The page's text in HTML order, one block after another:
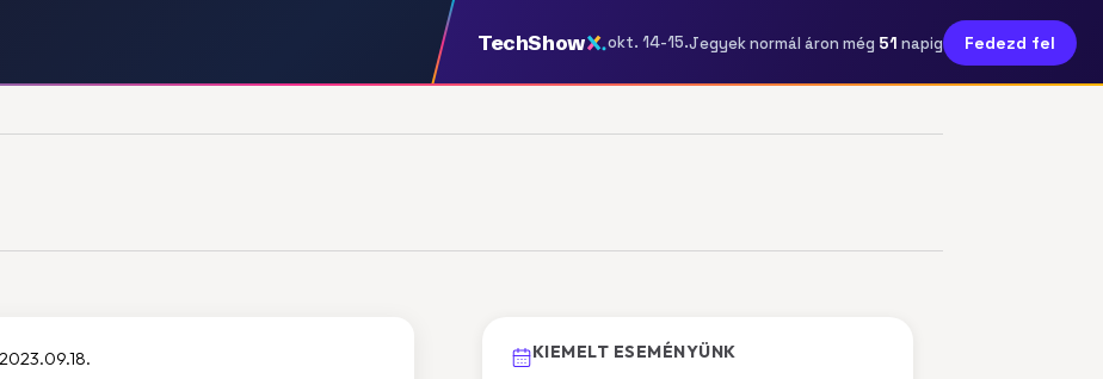
TechShow okt. 14-15.Jegyek normál áron még 51 napig Fedezd fel
2023.09.18. KIEMELT ESEMÉNYÜNK